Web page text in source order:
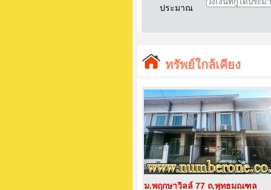
ประมาณ
ทรัพย์ใกล้เคียง
ม.พฤกษาวิลล์ 77 ถ.พุทธมณฑล